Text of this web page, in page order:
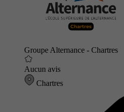
Groupe Alternance - Chartres
Aucun avis
Chartres